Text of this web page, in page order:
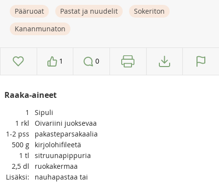
Pääruoat Pastat ja nuudelit
Sokeriton
Kananmunaton
1 0
Raaka-aineet
1
Sipuli
1 rkl
Oivariini juoksevaa
1-2 pss
pakasteparsakaalia
500 g
kirjolohifileetä
1 tl
sitruunapippuria
2,5 dl
ruokakermaa
Lisäksi:
nauhapastaa tai